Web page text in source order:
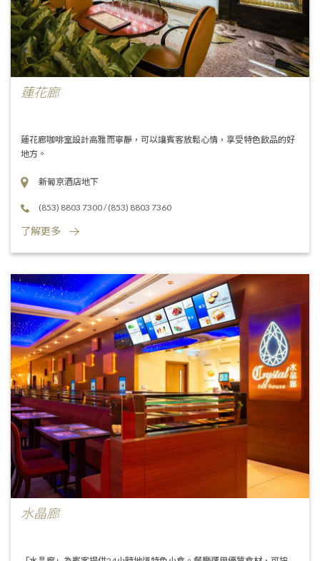
蓮花廊
蓮花廊咖啡室設計高雅而寧靜，可以讓賓客放鬆心情，享受特色飲品的好
地方。
新葡京酒店地下
(853) 8803 7300/(853) 8803 7360
了解更多
水晶廊